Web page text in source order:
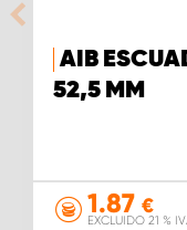
AIB
52,5 MM
1.87 €
EXCLUIDO 21 %